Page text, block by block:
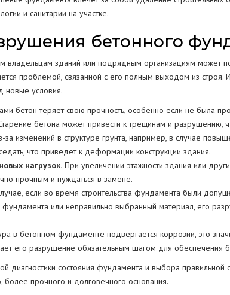
и санитарии на участке.
бетонного
владельцам зданий или подрядным организациям может
проблемой, связанной с его полным выходом из
новые условия.
бетон теряет свою прочность, особенно если не была
бетона может привести к трещинам и разрушению,
за изменений в структуре грунта, например, в случае
что приведет к деформации конструкции здания.
нагрузок. При увеличении этажности здания или
прочным и нуждаться в замене.
если во время строительства фундамента были
фундамента или неправильно выбранный материал, его
в бетонном фундаменте подвергается коррозии, это
его разрушение обязательным шагом для обеспечения
диагностики состояния фундамента и выбора
прочного и долговечного основания.